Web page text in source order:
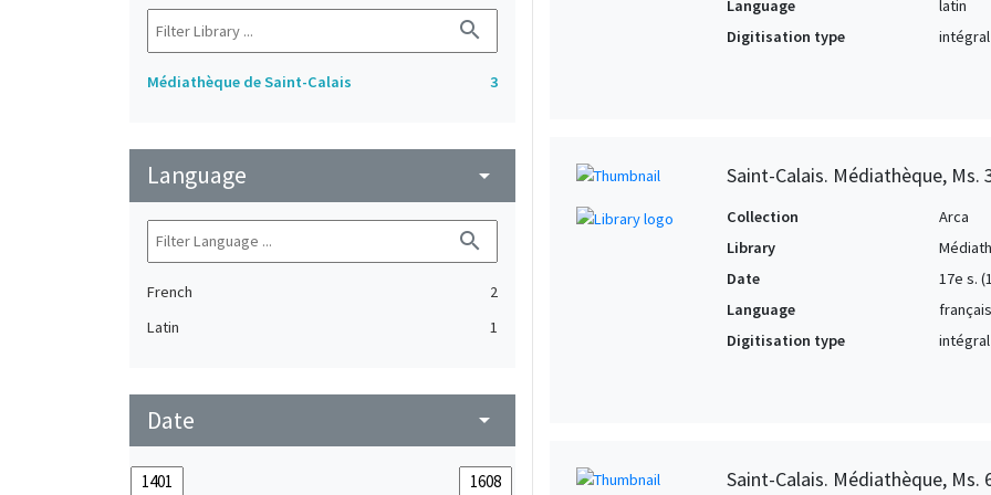
search
Médiathèque de Saint-Calais 3
Language arrow_drop_down
search
French
2
Latin
1
Date arrow_drop_down
Language
latin
Digitisation type
intégral
Saint-Calais. Médiathèque, Ms.
Collection
Arca
Library
Date
17e s.
Language
français
Digitisation type
intégral
Saint-Calais. Médiathèque, Ms.